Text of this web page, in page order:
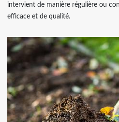
intervient de manière régulière ou
efficace et de qualité.